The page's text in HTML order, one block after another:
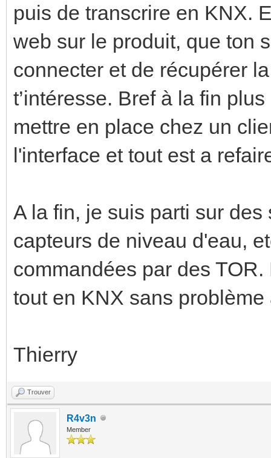
puis de transcrire en KNX.
web sur le produit, que ton
connecter et de récupérer
t’intéresse. Bref à la fin
mettre en place chez un
l'interface et tout est a
A la fin, je suis parti sur
capteurs de niveau d'eau,
commandées par des
tout en KNX sans
Thierry
Trouver
R4v3n
Member